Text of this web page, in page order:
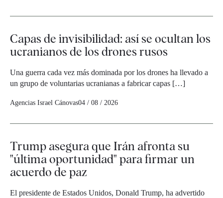
Capas de invisibilidad: así se ocultan los
ucranianos de los drones rusos
Una guerra cada vez más dominada por los drones ha llevado a
un grupo de voluntarias ucranianas a fabricar capas […]
Agencias Israel Cánovas04 / 08 / 2026
Trump asegura que Irán afronta su
"última oportunidad" para firmar un
acuerdo de paz
El presidente de Estados Unidos, Donald Trump, ha advertido